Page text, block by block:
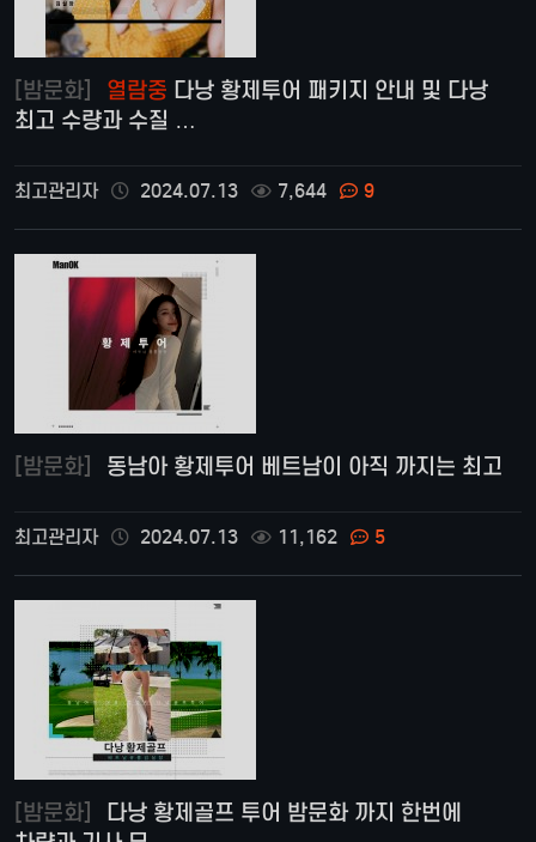
[밤문화] 열람중 다낭 황제투어 패키지 안내 및 다낭
최고 수량과 수질 …
최고관리자 2024.07.13 7,644 9
[밤문화] 동남아 황제투어 베트남이 아직 까지는 최고
최고관리자 2024.07.13 11,162 5
[밤문화]